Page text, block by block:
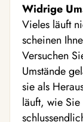
Widrige
Vieles läuft
scheinen
Versuchen
Umstände
sie als
läuft, wie Sie